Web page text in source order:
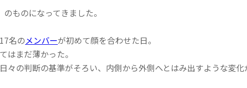
ものになってきました。
名のメンバーが初めて顔を合わせた日。
はまだ薄かった。
の判断の基準がそろい、内側から外側へとはみ出すような変化